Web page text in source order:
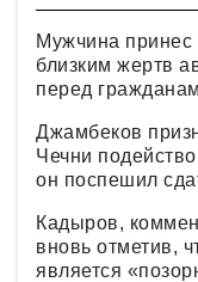
Мужчина
близким жертв
перед
Джамбеков
Чечни
он поспешил
Кадыров,
вновь отметив,
является